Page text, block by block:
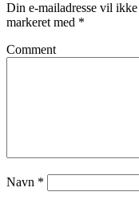
Din e-mailadresse vil
markeret med *
Comment
Navn *